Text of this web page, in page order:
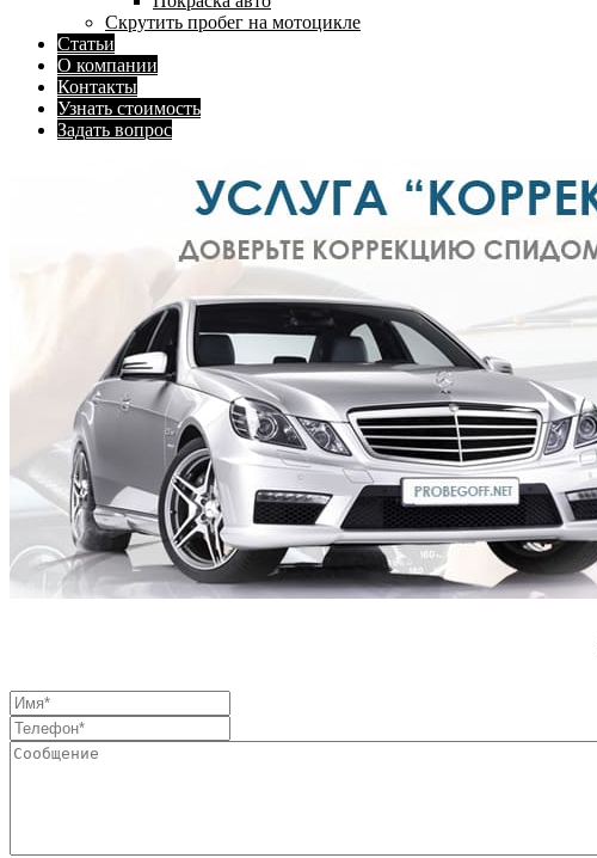
Скрутить пробег на мотоцикле
Статьи
О компании
Контакты
Узнать стоимость
Задать вопрос